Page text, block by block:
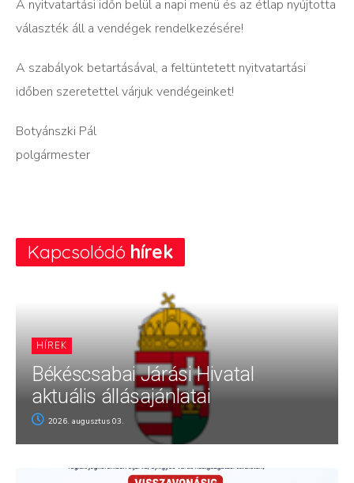
A nyitvatartási időn belül a napi menü és az étlap nyújtotta
választék áll a vendégek rendelkezésére!
A szabályok betartásával, a feltüntetett nyitvatartási
időben szeretettel várjuk vendégeinket!
Botyánszki Pál
polgármester
Kapcsolódó hírek
HÍREK
Békéscsabai Járási Hivatal
aktuális állásajánlatai
2026. augusztus 03.